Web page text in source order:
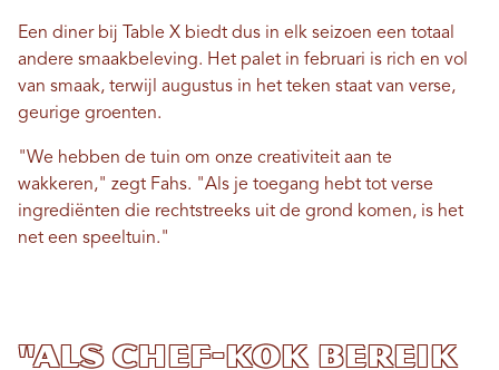
Een diner bij Table X biedt dus in elk seizoen een totaal
andere smaakbeleving. Het palet in februari is rich en vol
van smaak, terwijl augustus in het teken staat van verse,
geurige groenten.
"We hebben de tuin om onze creativiteit aan te
wakkeren," zegt Fahs. "Als je toegang hebt tot verse
ingrediënten die rechtstreeks uit de grond komen, is het
net een speeltuin."
"Als chef-kok bereik